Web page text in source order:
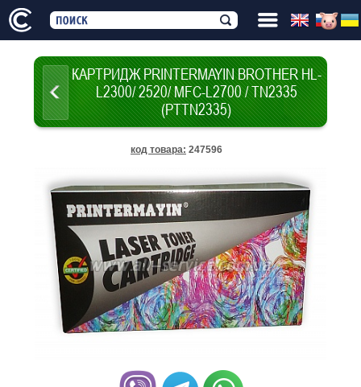
КАРТРИДЖ PRINTERMAYIN BROTHER HL-
L2300/ 2520/ MFC-L2700 / TN2335
(PTTN2335)
код товара: 247596